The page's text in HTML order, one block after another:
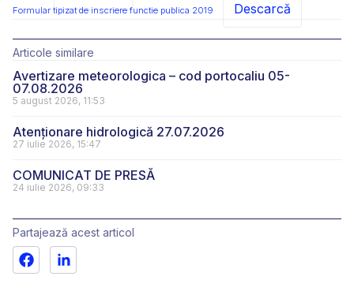
Formular tipizat de inscriere functie publica 2019 Descarcă
Articole similare
Avertizare meteorologica – cod portocaliu 05-
07.08.2026
5 august 2026, 11:53
Atenționare hidrologică 27.07.2026
27 iulie 2026, 15:47
COMUNICAT DE PRESĂ
24 iulie 2026, 09:33
Partajează acest articol